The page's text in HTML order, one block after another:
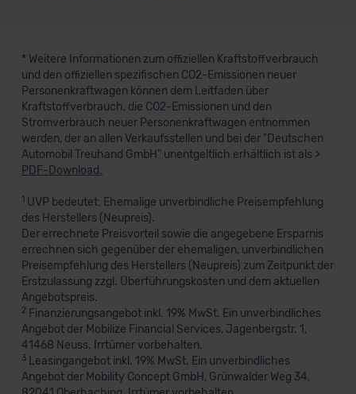
* Weitere Informationen zum offiziellen Kraftstoffverbrauch
und den offiziellen spezifischen CO2-Emissionen neuer
Personenkraftwagen können dem Leitfaden über
Kraftstoffverbrauch, die CO2-Emissionen und den
Stromverbrauch neuer Personenkraftwagen entnommen
werden, der an allen Verkaufsstellen und bei der "Deutschen
Automobil Treuhand GmbH" unentgeltlich erhältlich ist als >
PDF-Download.
1UVP bedeutet: Ehemalige unverbindliche Preisempfehlung
des Herstellers (Neupreis).
Der errechnete Preisvorteil sowie die angegebene Ersparnis
errechnen sich gegenüber der ehemaligen, unverbindlichen
Preisempfehlung des Herstellers (Neupreis) zum Zeitpunkt der
Erstzulassung zzgl. Überführungskosten und dem aktuellen
Angebotspreis.
2 Finanzierungsangebot inkl. 19% MwSt. Ein unverbindliches
Angebot der Mobilize Financial Services, Jagenbergstr. 1,
41468 Neuss. Irrtümer vorbehalten.
3Leasingangebot inkl. 19% MwSt. Ein unverbindliches
Angebot der Mobility Concept GmbH, Grünwalder Weg 34,